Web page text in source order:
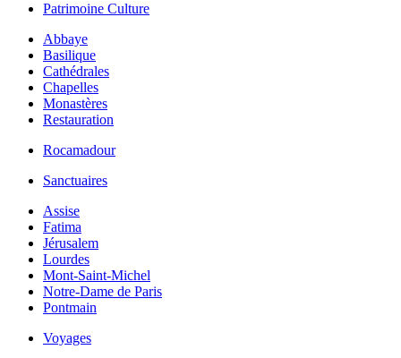
Patrimoine Culture
Abbaye
Basilique
Cathédrales
Chapelles
Monastères
Restauration
Rocamadour
Sanctuaires
Assise
Fatima
Jérusalem
Lourdes
Mont-Saint-Michel
Notre-Dame de Paris
Pontmain
Voyages